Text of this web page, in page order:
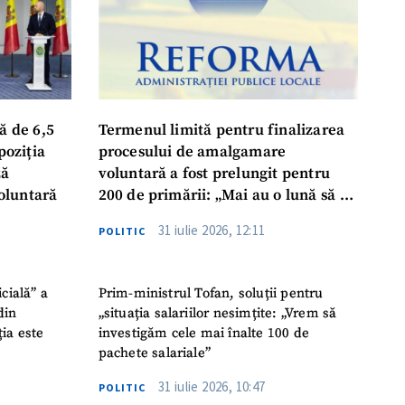
de 6,5
a
este
Termenul limită pentru finalizarea
procesului de amalgamare
voluntară a fost prelungit pentru
200 de primării: „Mai au o lună să se
POLITIC 31 iulie 2026, 12:11
Prim-ministrul Tofan, soluții pentru
„situația salariilor nesimțite: „Vrem să
investigăm cele mai înalte 100 de
pachete salariale”
POLITIC 31 iulie 2026, 10:47